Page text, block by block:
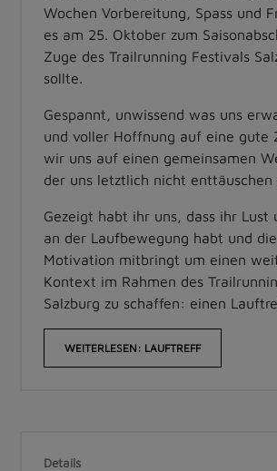
Wochen Vorbereitung, Spass und
es am 25. Oktober zum
Zuge des Trailrunning Festivals
sollte.
Gespannt, unwissend was uns
und voller Hoffnung auf eine gute
wir uns auf einen gemeinsamen
der uns letztlich nicht enttäuschen
Gezeigt habt ihr uns, dass ihr Lust
an der Laufbewegung habt und
Motivation mitbringt um einen
Kontext im Rahmen des
Salzburg zu schaffen: einen
WEITERLESEN: LAUFTREFF
Details